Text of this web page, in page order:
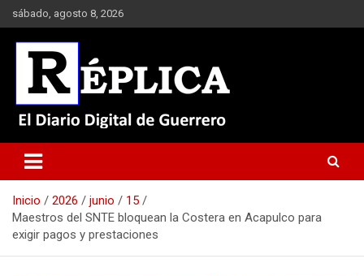
Saltar
al
contenido
sábado, agosto 8, 2026
Réplica
Inicio 2026 junio
15
Maestros del SNTE bloquean la Costera en Acapulco para
exigir pagos y prestaciones